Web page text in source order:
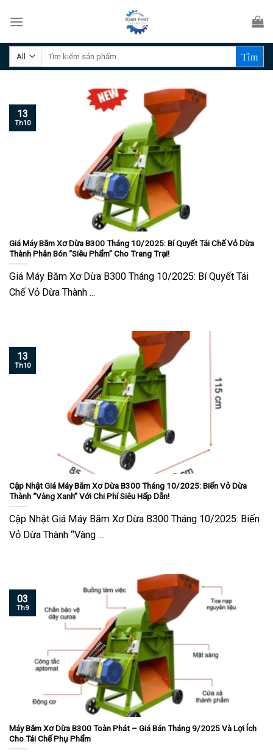
Tìm
Giá Máy Băm Xơ Dừa B300 Tháng 10/2025: Bí Quyết Tái Chế Vỏ Dừa
Thành Phân Bón “Siêu Phẩm” Cho Trang Trại!
Giá Máy Băm Xơ Dừa B300 Tháng 10/2025: Bí Quyết Tái
Chế Vỏ Dừa Thành ...
13
Th10
Cập Nhật Giá Máy Băm Xơ Dừa B300 Tháng 10/2025: Biến Vỏ Dừa
Thành “Vàng Xanh” Với Chi Phí Siêu Hấp Dẫn!
Cập Nhật Giá Máy Băm Xơ Dừa B300 Tháng 10/2025: Biến
Vỏ Dừa Thành “Vàng ...
13
Th10
Máy Băm Xơ Dừa B300 Toàn Phát – Giá Bán Tháng 9/2025 Và Lợi Ích
Cho Tái Chế Phụ Phẩm
03
Th9